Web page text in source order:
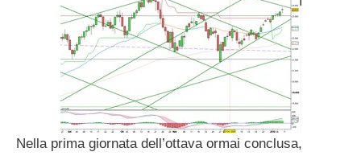
Nella prima giornata dell’ottava ormai conclusa,